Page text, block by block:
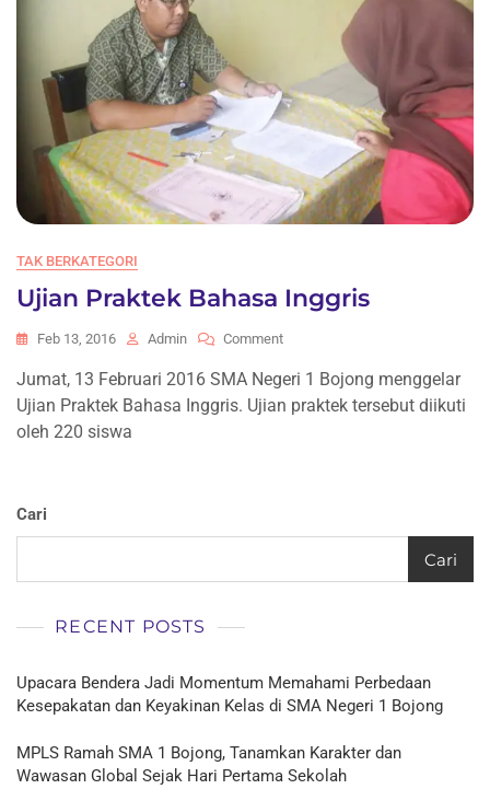
TAK BERKATEGORI
Ujian Praktek Bahasa Inggris
Feb 13, 2016 Admin CommentOn
Praktek
Bahasa
Jumat, 13 Februari 2016 SMA Negeri 1 Bojong menggelar
Ujian Praktek Bahasa Inggris. Ujian praktek tersebut diikuti
oleh 220 siswa
Cari
Cari
RECENT POSTS
Upacara Bendera Jadi Momentum Memahami Perbedaan
Kesepakatan dan Keyakinan Kelas di SMA Negeri 1 Bojong
MPLS Ramah SMA 1 Bojong, Tanamkan Karakter dan
Wawasan Global Sejak Hari Pertama Sekolah